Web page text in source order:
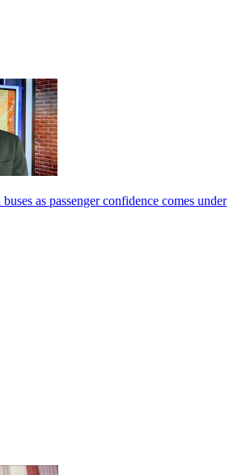
as passenger confidence comes under